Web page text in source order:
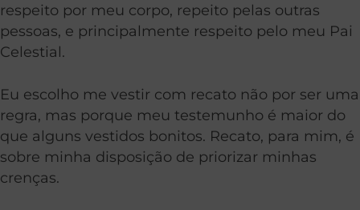
respeito por meu corpo, repeito pelas outras
pessoas, e principalmente respeito pelo meu Pai
Celestial.
Eu escolho me vestir com recato não por ser uma
regra, mas porque meu testemunho é maior do
que alguns vestidos bonitos. Recato, para mim, é
sobre minha disposição de priorizar minhas
crenças.